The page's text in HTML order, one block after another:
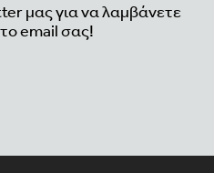
μας για να λαμβάνετε
το email σας!